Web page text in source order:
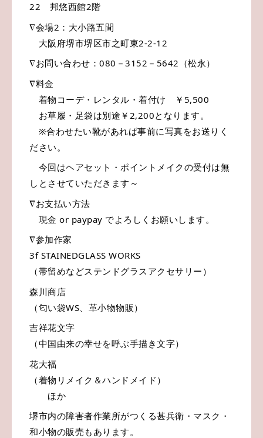
22 邦悠西館2階
∇会場2：大小路五間
大阪府堺市堺区市之町東2-2-12
∇お問い合わせ：080－3152－5642（松永）
∇料金
着物コーデ・レンタル・着付け ￥5,500
お草履・足袋は別途￥2,200となります。
※合わせたい靴があれば事前に写真をお送りく
ださい。
今回はヘアセット・ポイントメイクの受付は無
しとさせていただきます～
∇お支払い方法
現金 or paypay でよろしくお願いします。
∇参加作家
3f STAINEDGLASS WORKS
（帯留めなどステンドグラスアクセサリー）
森川商店
（匂い袋WS、革小物物販）
吉祥花文字
（中国由来の幸せを呼ぶ手描き文字）
花大福
（着物リメイク＆ハンドメイド）
ほか
堺市内の障害者作業所がつくる甚兵衛・マスク・
和小物の販売もあります。